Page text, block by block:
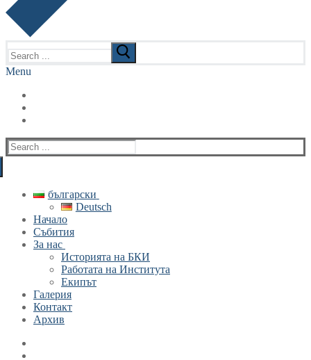
for:
Menu
Search
for:
български
Deutsch
Начало
Събития
За нас
Историята на БКИ
Работата на Института
Екипът
Галерия
Контакт
Архив